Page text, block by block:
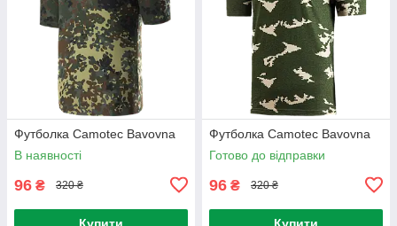
Футболка Camotec Bavovna
В наявності
96 ₴ 320 ₴
Футболка Camotec Bavovna
Готово до відправки
96 ₴ 320 ₴